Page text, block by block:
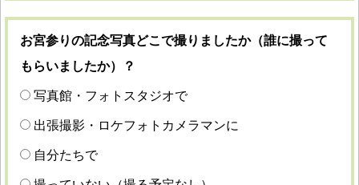
お宮参りの記念写真どこで撮りましたか（誰に撮って
もらいましたか）？
写真館・フォトスタジオで
出張撮影・ロケフォトカメラマンに
自分たちで